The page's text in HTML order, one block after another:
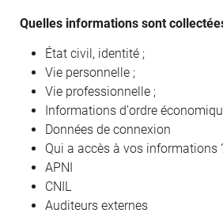
Quelles informations sont
État civil, identité ;
Vie personnelle ;
Vie professionnelle ;
Informations d'ordre
Données de connexion
Qui a accès à vos informations
APNI
CNIL
Auditeurs externes